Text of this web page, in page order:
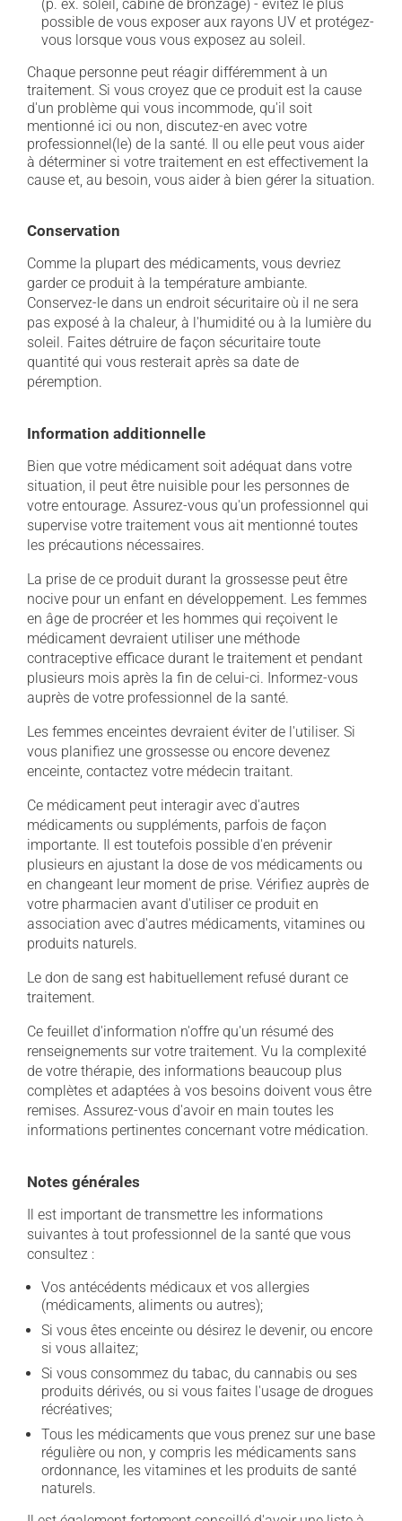
(p. ex. soleil, cabine de bronzage) - évitez le plus
possible de vous exposer aux rayons UV et protégez-
vous lorsque vous vous exposez au soleil.
Chaque personne peut réagir différemment à un
traitement. Si vous croyez que ce produit est la cause
d'un problème qui vous incommode, qu'il soit
mentionné ici ou non, discutez-en avec votre
professionnel(le) de la santé. Il ou elle peut vous aider
à déterminer si votre traitement en est effectivement la
cause et, au besoin, vous aider à bien gérer la situation.
Conservation
Comme la plupart des médicaments, vous devriez
garder ce produit à la température ambiante.
Conservez-le dans un endroit sécuritaire où il ne sera
pas exposé à la chaleur, à l'humidité ou à la lumière du
soleil. Faites détruire de façon sécuritaire toute
quantité qui vous resterait après sa date de
péremption.
Information additionnelle
Bien que votre médicament soit adéquat dans votre
situation, il peut être nuisible pour les personnes de
votre entourage. Assurez-vous qu'un professionnel qui
supervise votre traitement vous ait mentionné toutes
les précautions nécessaires.
La prise de ce produit durant la grossesse peut être
nocive pour un enfant en développement. Les femmes
en âge de procréer et les hommes qui reçoivent le
médicament devraient utiliser une méthode
contraceptive efficace durant le traitement et pendant
plusieurs mois après la fin de celui-ci. Informez-vous
auprès de votre professionnel de la santé.
Les femmes enceintes devraient éviter de l'utiliser. Si
vous planifiez une grossesse ou encore devenez
enceinte, contactez votre médecin traitant.
Ce médicament peut interagir avec d'autres
médicaments ou suppléments, parfois de façon
importante. Il est toutefois possible d'en prévenir
plusieurs en ajustant la dose de vos médicaments ou
en changeant leur moment de prise. Vérifiez auprès de
votre pharmacien avant d'utiliser ce produit en
association avec d'autres médicaments, vitamines ou
produits naturels.
Le don de sang est habituellement refusé durant ce
traitement.
Ce feuillet d'information n'offre qu'un résumé des
renseignements sur votre traitement. Vu la complexité
de votre thérapie, des informations beaucoup plus
complètes et adaptées à vos besoins doivent vous être
remises. Assurez-vous d'avoir en main toutes les
informations pertinentes concernant votre médication.
Notes générales
Il est important de transmettre les informations
suivantes à tout professionnel de la santé que vous
consultez :
Vos antécédents médicaux et vos allergies
(médicaments, aliments ou autres);
Si vous êtes enceinte ou désirez le devenir, ou encore
si vous allaitez;
Si vous consommez du tabac, du cannabis ou ses
produits dérivés, ou si vous faites l'usage de drogues
récréatives;
Tous les médicaments que vous prenez sur une base
régulière ou non, y compris les médicaments sans
ordonnance, les vitamines et les produits de santé
naturels.